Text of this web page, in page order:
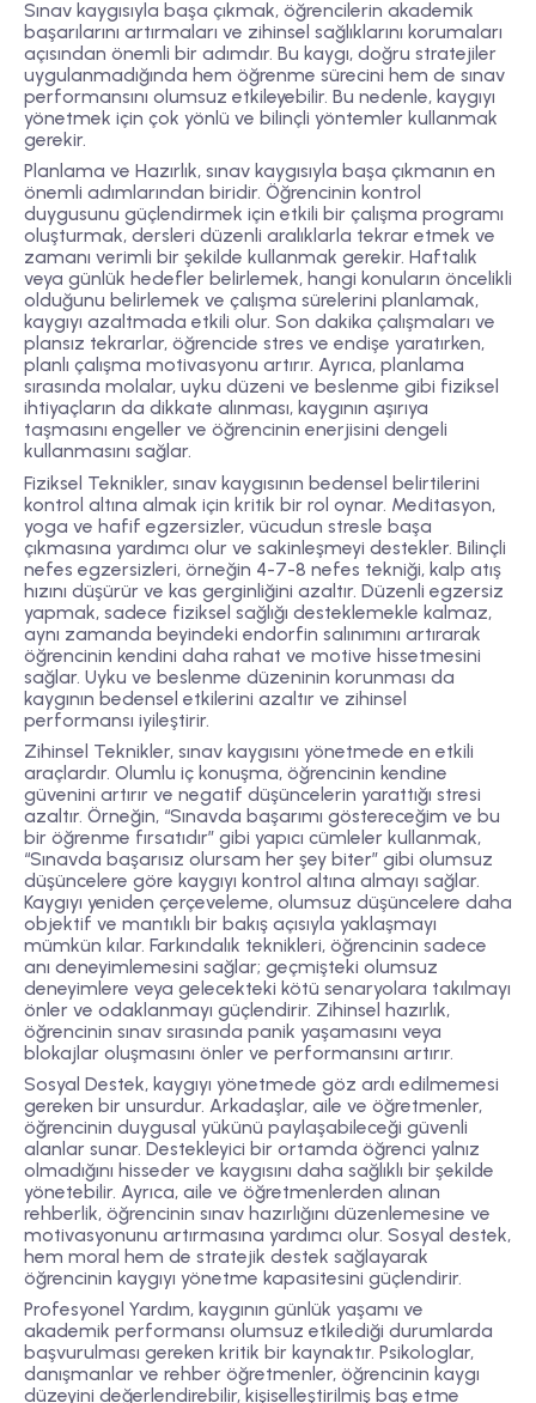
Sınav kaygısıyla başa çıkmak, öğrencilerin akademik
başarılarını artırmaları ve zihinsel sağlıklarını korumaları
açısından önemli bir adımdır. Bu kaygı, doğru stratejiler
uygulanmadığında hem öğrenme sürecini hem de sınav
performansını olumsuz etkileyebilir. Bu nedenle, kaygıyı
yönetmek için çok yönlü ve bilinçli yöntemler kullanmak
gerekir.
Planlama ve Hazırlık, sınav kaygısıyla başa çıkmanın en
önemli adımlarından biridir. Öğrencinin kontrol
duygusunu güçlendirmek için etkili bir çalışma programı
oluşturmak, dersleri düzenli aralıklarla tekrar etmek ve
zamanı verimli bir şekilde kullanmak gerekir. Haftalık
veya günlük hedefler belirlemek, hangi konuların öncelikli
olduğunu belirlemek ve çalışma sürelerini planlamak,
kaygıyı azaltmada etkili olur. Son dakika çalışmaları ve
plansız tekrarlar, öğrencide stres ve endişe yaratırken,
planlı çalışma motivasyonu artırır. Ayrıca, planlama
sırasında molalar, uyku düzeni ve beslenme gibi fiziksel
ihtiyaçların da dikkate alınması, kaygının aşırıya
taşmasını engeller ve öğrencinin enerjisini dengeli
kullanmasını sağlar.
Fiziksel Teknikler, sınav kaygısının bedensel belirtilerini
kontrol altına almak için kritik bir rol oynar. Meditasyon,
yoga ve hafif egzersizler, vücudun stresle başa
çıkmasına yardımcı olur ve sakinleşmeyi destekler. Bilinçli
nefes egzersizleri, örneğin 4-7-8 nefes tekniği, kalp atış
hızını düşürür ve kas gerginliğini azaltır. Düzenli egzersiz
yapmak, sadece fiziksel sağlığı desteklemekle kalmaz,
aynı zamanda beyindeki endorfin salınımını artırarak
öğrencinin kendini daha rahat ve motive hissetmesini
sağlar. Uyku ve beslenme düzeninin korunması da
kaygının bedensel etkilerini azaltır ve zihinsel
performansı iyileştirir.
Zihinsel Teknikler, sınav kaygısını yönetmede en etkili
araçlardır. Olumlu iç konuşma, öğrencinin kendine
güvenini artırır ve negatif düşüncelerin yarattığı stresi
azaltır. Örneğin, “Sınavda başarımı göstereceğim ve bu
bir öğrenme fırsatıdır” gibi yapıcı cümleler kullanmak,
“Sınavda başarısız olursam her şey biter” gibi olumsuz
düşüncelere göre kaygıyı kontrol altına almayı sağlar.
Kaygıyı yeniden çerçeveleme, olumsuz düşüncelere daha
objektif ve mantıklı bir bakış açısıyla yaklaşmayı
mümkün kılar. Farkındalık teknikleri, öğrencinin sadece
anı deneyimlemesini sağlar; geçmişteki olumsuz
deneyimlere veya gelecekteki kötü senaryolara takılmayı
önler ve odaklanmayı güçlendirir. Zihinsel hazırlık,
öğrencinin sınav sırasında panik yaşamasını veya
blokajlar oluşmasını önler ve performansını artırır.
Sosyal Destek, kaygıyı yönetmede göz ardı edilmemesi
gereken bir unsurdur. Arkadaşlar, aile ve öğretmenler,
öğrencinin duygusal yükünü paylaşabileceği güvenli
alanlar sunar. Destekleyici bir ortamda öğrenci yalnız
olmadığını hisseder ve kaygısını daha sağlıklı bir şekilde
yönetebilir. Ayrıca, aile ve öğretmenlerden alınan
rehberlik, öğrencinin sınav hazırlığını düzenlemesine ve
motivasyonunu artırmasına yardımcı olur. Sosyal destek,
hem moral hem de stratejik destek sağlayarak
öğrencinin kaygıyı yönetme kapasitesini güçlendirir.
Profesyonel Yardım, kaygının günlük yaşamı ve
akademik performansı olumsuz etkilediği durumlarda
başvurulması gereken kritik bir kaynaktır. Psikologlar,
danışmanlar ve rehber öğretmenler, öğrencinin kaygı
düzeyini değerlendirebilir, kişiselleştirilmiş baş etme